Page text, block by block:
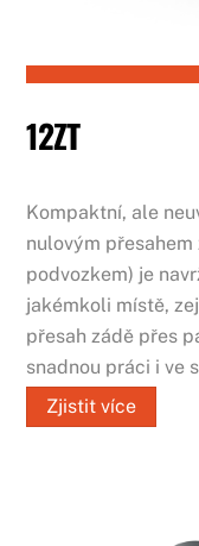
12ZT
Kompaktní, ale
nulovým
podvozkem) je
jakémkoli místě,
přesah zádě přes
snadnou práci i ve
Zjistit více